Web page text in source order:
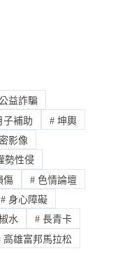
益詐騙
子補助 # 坤輿
影像
勢性侵
傷 # 色情論壇
# 身心障礙
水 # 長青卡
高雄富邦馬拉松